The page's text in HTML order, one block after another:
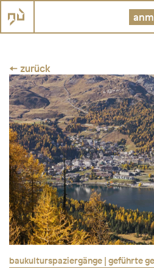
← zurück
baukulturspaziergänge | geführte